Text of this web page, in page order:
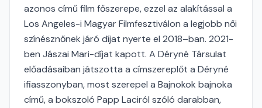
azonos című film főszerepe, ezzel az alakítással a
Los Angeles-i Magyar Filmfesztiválon a legjobb női
színésznőnek járó díjat nyerte el 2018–ban. 2021-
ben Jászai Mari-díjat kapott. A Déryné Társulat
előadásaiban játszotta a címszereplőt a Déryné
ifiasszonyban, most szerepel a Bajnokok bajnoka
című, a bokszoló Papp Laciról szóló darabban,